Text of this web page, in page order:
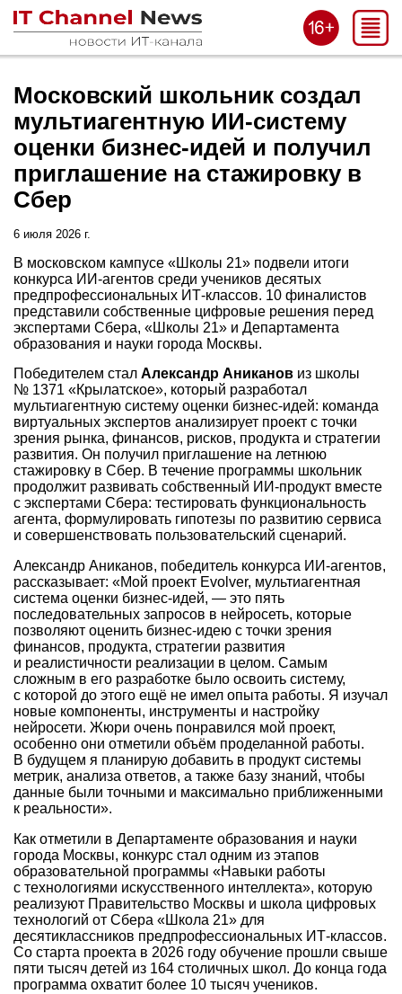
Московский школьник создал
мультиагентную ИИ-систему
оценки бизнес-идей и получил
приглашение на стажировку в
Сбер
6 июля 2026 г.
В московском кампусе «Школы 21» подвели итоги
конкурса ИИ-агентов среди учеников десятых
предпрофессиональных ИТ-классов. 10 финалистов
представили собственные цифровые решения перед
экспертами Сбера, «Школы 21» и Департамента
образования и науки города Москвы.
Победителем стал Александр Аниканов из школы
№ 1371 «Крылатское», который разработал
мультиагентную систему оценки бизнес-идей: команда
виртуальных экспертов анализирует проект с точки
зрения рынка, финансов, рисков, продукта и стратегии
развития. Он получил приглашение на летнюю
стажировку в Сбер. В течение программы школьник
продолжит развивать собственный ИИ-продукт вместе
с экспертами Сбера: тестировать функциональность
агента, формулировать гипотезы по развитию сервиса
и совершенствовать пользовательский сценарий.
Александр Аниканов, победитель конкурса ИИ-агентов,
рассказывает: «Мой проект Evolver, мультиагентная
система оценки бизнес-идей, — это пять
последовательных запросов в нейросеть, которые
позволяют оценить бизнес-идею с точки зрения
финансов, продукта, стратегии развития
и реалистичности реализации в целом. Самым
сложным в его разработке было освоить систему,
с которой до этого ещё не имел опыта работы. Я изучал
новые компоненты, инструменты и настройку
нейросети. Жюри очень понравился мой проект,
особенно они отметили объём проделанной работы.
В будущем я планирую добавить в продукт системы
метрик, анализа ответов, а также базу знаний, чтобы
данные были точными и максимально приближенными
к реальности».
Как отметили в Департаменте образования и науки
города Москвы, конкурс стал одним из этапов
образовательной программы «Навыки работы
с технологиями искусственного интеллекта», которую
реализуют Правительство Москвы и школа цифровых
технологий от Сбера «Школа 21» для
десятиклассников предпрофессиональных ИТ-классов.
Со старта проекта в 2026 году обучение прошли свыше
пяти тысяч детей из 164 столичных школ. До конца года
программа охватит более 10 тысяч учеников.